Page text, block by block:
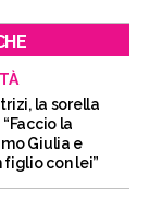
la sorella
la
Giulia e
figlio con lei”